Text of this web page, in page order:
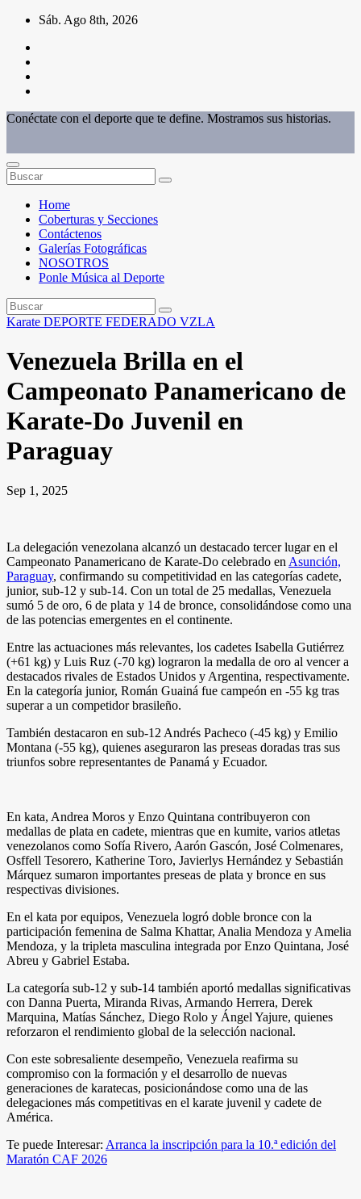
Saltar
contenido
Sáb. Ago 8th, 2026
Conéctate con el deporte que te define. Mostramos sus historias.
Home
Coberturas y Secciones
Contáctenos
Galerías Fotográficas
NOSOTROS
Ponle Música al Deporte
Karate DEPORTE FEDERADO VZLA
Venezuela Brilla en el
Campeonato Panamericano de
Karate-Do Juvenil en
Paraguay
Sep 1, 2025
La delegación venezolana alcanzó un destacado tercer lugar en el
Campeonato Panamericano de Karate-Do celebrado en Asunción,
Paraguay, confirmando su competitividad en las categorías cadete,
junior, sub-12 y sub-14. Con un total de 25 medallas, Venezuela
sumó 5 de oro, 6 de plata y 14 de bronce, consolidándose como una
de las potencias emergentes en el continente.
Entre las actuaciones más relevantes, los cadetes Isabella Gutiérrez
(+61 kg) y Luis Ruz (-70 kg) lograron la medalla de oro al vencer a
destacados rivales de Estados Unidos y Argentina, respectivamente.
En la categoría junior, Román Guainá fue campeón en -55 kg tras
superar a un competidor brasileño.
También destacaron en sub-12 Andrés Pacheco (-45 kg) y Emilio
Montana (-55 kg), quienes aseguraron las preseas doradas tras sus
triunfos sobre representantes de Panamá y Ecuador.
En kata, Andrea Moros y Enzo Quintana contribuyeron con
medallas de plata en cadete, mientras que en kumite, varios atletas
venezolanos como Sofía Rivero, Aarón Gascón, José Colmenares,
Osffell Tesorero, Katherine Toro, Javierlys Hernández y Sebastián
Márquez sumaron importantes preseas de plata y bronce en sus
respectivas divisiones.
En el kata por equipos, Venezuela logró doble bronce con la
participación femenina de Salma Khattar, Analia Mendoza y Amelia
Mendoza, y la tripleta masculina integrada por Enzo Quintana, José
Abreu y Gabriel Estaba.
La categoría sub-12 y sub-14 también aportó medallas significativas
con Danna Puerta, Miranda Rivas, Armando Herrera, Derek
Marquina, Matías Sánchez, Diego Rolo y Ángel Yajure, quienes
reforzaron el rendimiento global de la selección nacional.
Con este sobresaliente desempeño, Venezuela reafirma su
compromiso con la formación y el desarrollo de nuevas
generaciones de karatecas, posicionándose como una de las
delegaciones más competitivas en el karate juvenil y cadete de
América.
Te puede Interesar: Arranca la inscripción para la 10.ª edición del
Maratón CAF 2026